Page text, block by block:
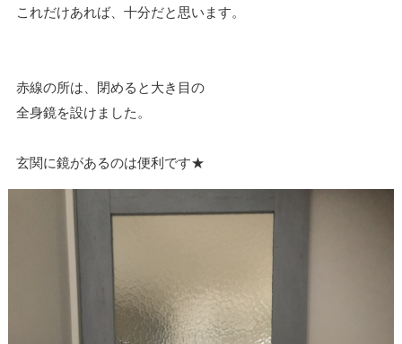
これだけあれば、十分だと思います。
赤線の所は、閉めると大き目の
全身鏡を設けました。
玄関に鏡があるのは便利です★